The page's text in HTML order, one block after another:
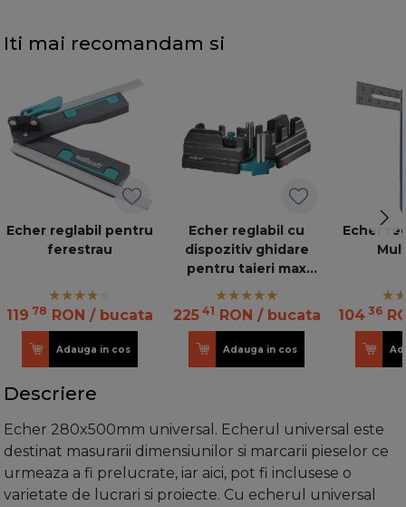
Iti mai recomandam si
Echer reglabil pentru
ferestrau
119 78 RON / bucata
Adauga in cos
Echer reglabil cu
dispozitiv ghidare
pentru taieri max
100mm
225 41 RON / bucata
Adauga in cos
Echer
104 36
Descriere
Echer 280x500mm universal. Echerul universal este
destinat masurarii dimensiunilor si marcarii pieselor ce
urmeaza a fi prelucrate, iar aici, pot fi inclusese o
varietate de lucrari si proiecte. Cu echerul universal